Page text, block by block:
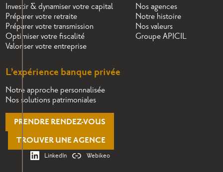
Investir & dynamiser votre capital
Préparer votre retraite
Préparer votre transmission
Optimiser votre fiscalité
Valoriser votre entreprise
Nos agences
Notre histoire
Nos valeurs
Groupe APICIL
L’expérience banque privée
Notre approche personnalisée
Nos solutions patrimoniales
PRENDRE RENDEZ-VOUS
TROUVER UNE AGENCE
LinkedIn Webikeo